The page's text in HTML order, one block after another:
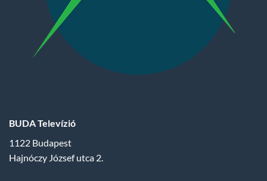
BUDA Televízió
1122 Budapest
Hajnóczy József utca 2.